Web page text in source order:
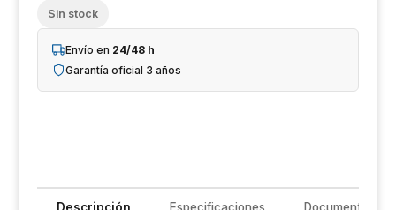
Sin stock
Envío en 24/48 h
Garantía oficial 3 años